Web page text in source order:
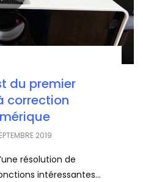
du premier
correction
2019
résolution de
intéressantes…